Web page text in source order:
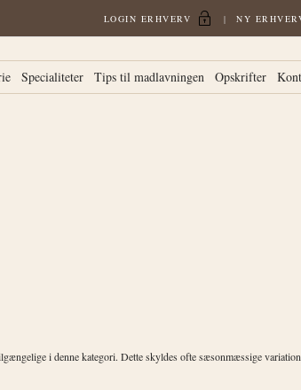
LOGIN ERHVERV NY
Specialiteter Tips til madlavningen Opskrifter
i denne kategori. Dette skyldes ofte sæsonmæssige